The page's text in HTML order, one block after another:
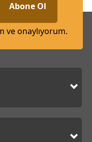
Abone Ol
ve onaylıyorum.